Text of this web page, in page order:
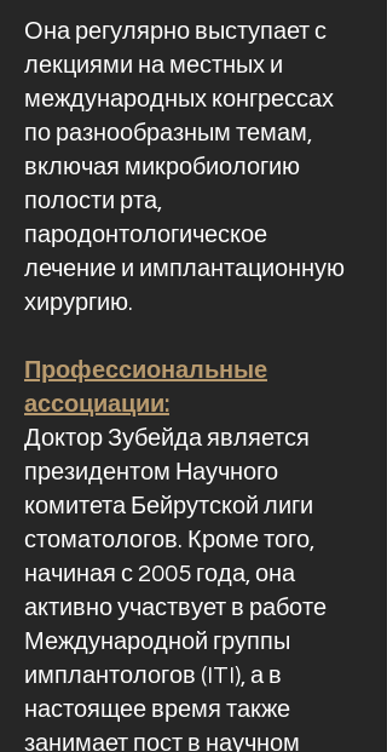
Она регулярно выступает с
лекциями на местных и
международных конгрессах
по разнообразным темам,
включая микробиологию
полости рта,
пародонтологическое
лечение и имплантационную
хирургию.
Профессиональные
ассоциации:
Доктор Зубейда является
президентом Научного
комитета Бейрутской лиги
стоматологов. Кроме того,
начиная с 2005 года, она
активно участвует в работе
Международной группы
имплантологов (ITI), а в
настоящее время также
занимает пост в научном